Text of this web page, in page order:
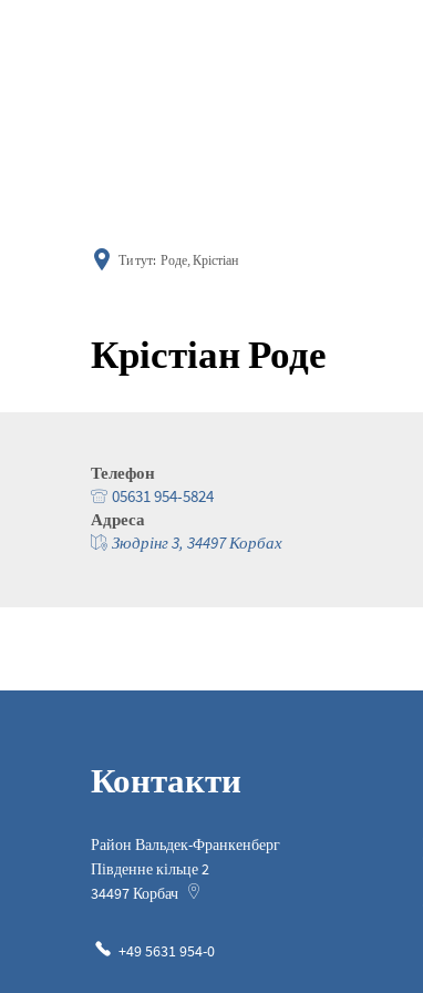
Ти тут: Роде, Крістіан
Крістіан Роде
Телефон
05631 954-5824
Адреса
Зюдрінг 3, 34497 Корбах
Контакти
Район Вальдек-Франкенберг
Південне кільце 2
34497Корбач
+49 5631 954-0